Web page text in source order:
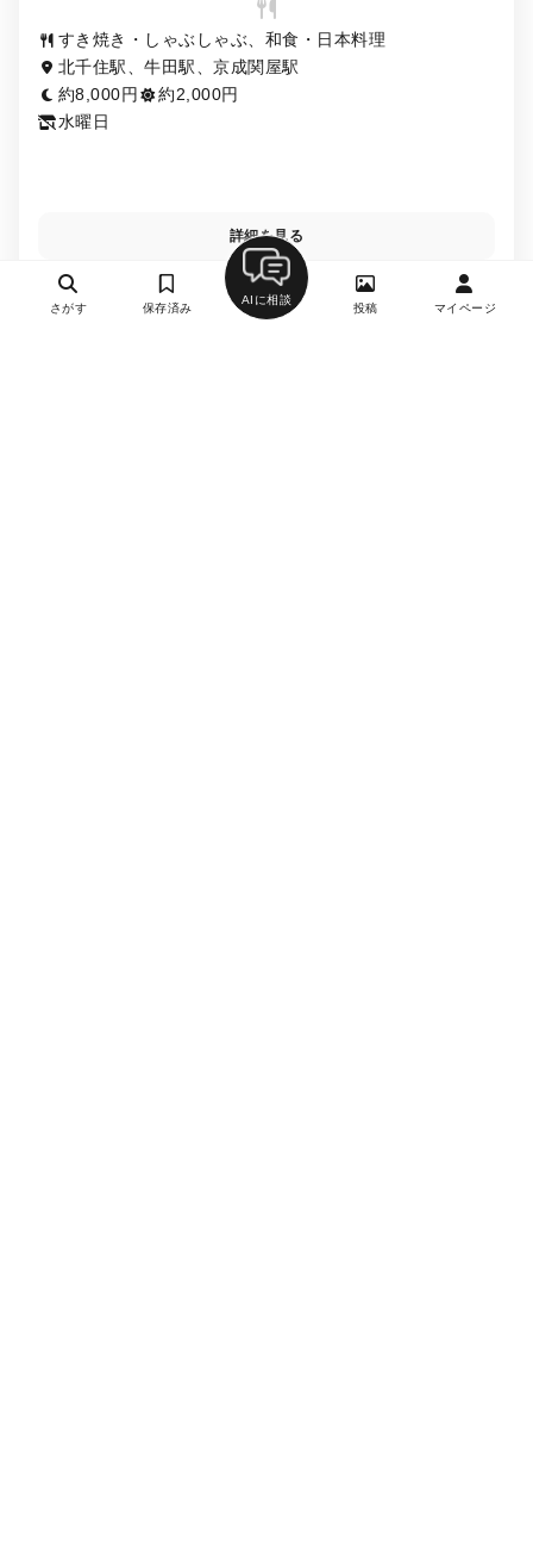
すき焼き・しゃぶしゃぶ、和食・日本料理
北千住駅、牛田駅、京成関屋駅
約8,000円
約2,000円
水曜日
詳細を見る
さがす 保存済み
AIに相談
投稿 マイページ